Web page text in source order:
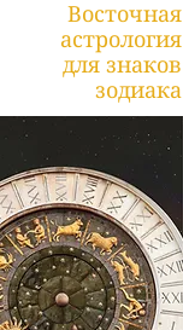
Восточная
астрология
для знаков
зодиака